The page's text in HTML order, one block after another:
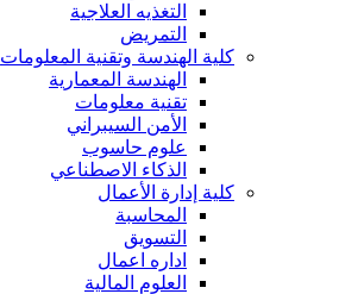
التغذيه العلاجية
التمريض
كلية الهندسة وتقنية المعلومات
الهندسة المعمارية
تقنية معلومات
الأمن السيبراني
علوم حاسوب
الذكاء الاصطناعي
كلية إدارة الأعمال
المحاسبة
التسويق
اداره اعمال
العلوم المالية